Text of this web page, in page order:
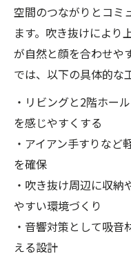
空間のつながりとコミ
ます。吹き抜けにより
が自然と顔を合わせや
では、以下の具体的な
・リビングと2階ホー
を感じやすくする
・アイアン手すりな
を確保
・吹き抜け周辺に収納
やすい環境づくり
・音響対策として吸
える設計